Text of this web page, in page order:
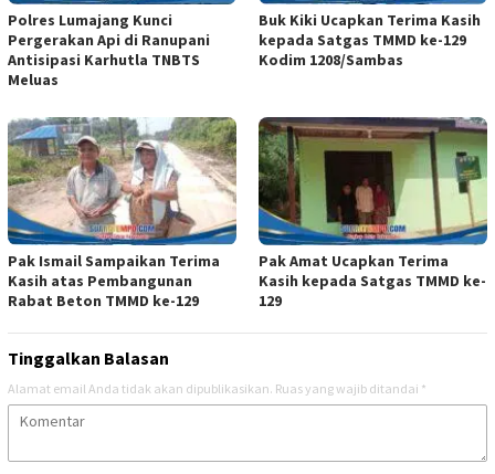
Polres Lumajang Kunci
Pergerakan Api di Ranupani
Antisipasi Karhutla TNBTS
Meluas
Buk Kiki Ucapkan Terima Kasih
kepada Satgas TMMD ke-129
Kodim 1208/Sambas
Pak Ismail Sampaikan Terima
Kasih atas Pembangunan
Rabat Beton TMMD ke-129
Pak Amat Ucapkan Terima
Kasih kepada Satgas TMMD ke-
129
Tinggalkan Balasan
Alamat email Anda tidak akan dipublikasikan. Ruas yang wajib ditandai *